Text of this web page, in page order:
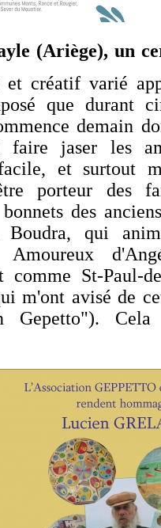
(Ariège), un
varié
que durant
demain
faire jaser les
et surtout
porteur des
des
Boudra, qui
Amoureux
comme St-Paul-
m'ont avisé de
Gepetto").